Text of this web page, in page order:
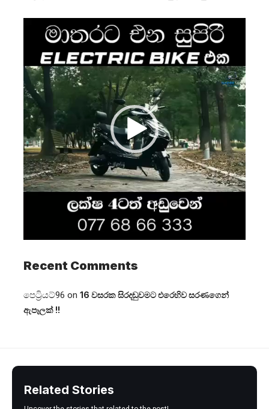
Player
Recent Comments
පෙට්‍රියට්96 on 16 වසරක සිරදඬුවමට එරෙහිව සරණගෙන්
ඇපෑලක් !!
Related Stories